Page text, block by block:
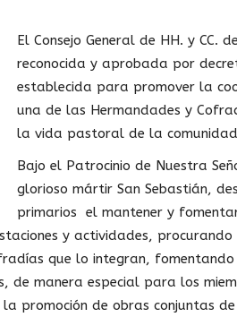
El Consejo General de HH. y CC.
reconocida y aprobada por
establecida para promover la
una de las Hermandades y
la vida pastoral de la
Bajo el Patrocinio de Nuestra
glorioso mártir San Sebastián,
primarios el mantener y
y actividades,
que lo integran,
manera especial para los
promoción de obras conjuntas